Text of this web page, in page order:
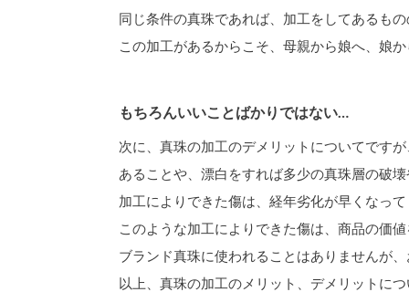
同じ条件の真珠であれば、加工をしてあるも
この加工があるからこそ、母親から娘へ、娘
もちろんいいことばかりではない…
次に、真珠の加工のデメリットについてですが
あることや、漂白をすれば多少の真珠層の破
加工によりできた傷は、経年劣化が早くなっ
このような加工によりできた傷は、商品の価
ブランド真珠に使われることはありませんが
以上、真珠の加工のメリット、デメリットに